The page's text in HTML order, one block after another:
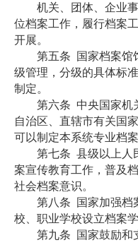
机关、团体、企业
位档案工作，履行档案
开展。
第五条
国家档案馆
级管理，分级的具体标
制定。
第六条 中央国家机
自治区、直辖市有关国
可以制定本系统专业档
第七条 县级以上人
案宣传教育工作，普及
社会档案意识。
第八条
国家加强档
校、职业学校设立档案
第九条
国家鼓励和